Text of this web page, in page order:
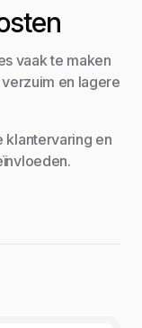
vaak te maken
en lagere
klantervaring en